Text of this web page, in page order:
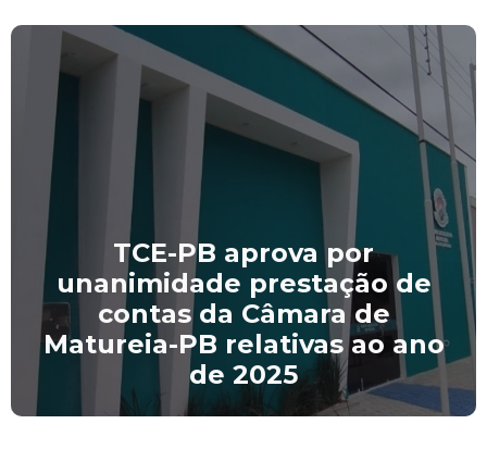
TCE-PB aprova por
unanimidade prestação de
contas da Câmara de
Matureia-PB relativas ao ano
de 2025